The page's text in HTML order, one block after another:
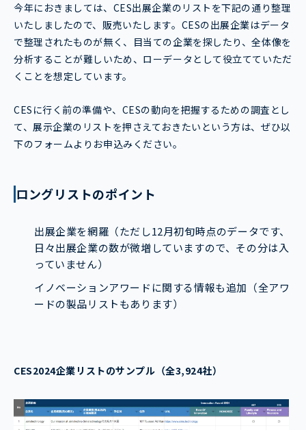
今年におきましては、CES出展企業のリストを下記の通り整理
いたしましたので、販売いたします。CESの出展企業はデータ
で整理されたものが無く、目当ての企業を探したり、全体像を
分析することが難しいため、ローデータとして役立てていただ
くことを想定しています。
CESに行く前の準備や、CESの動向を把握するための調査とし
て、展示企業のリストを押さえておきたいという方は、ぜひ以
下のフォームよりお申込みください。
ロングリストのポイント
出展企業を網羅 （ただし12月初旬時点のデータです、
日々出展企業の数が微増していますので、その分は入
っていません）
イノベーションアワードに関する情報も追加 （全アワ
ードの製品リストもあります）
CES2024企業リストのサンプル（全3,924社）